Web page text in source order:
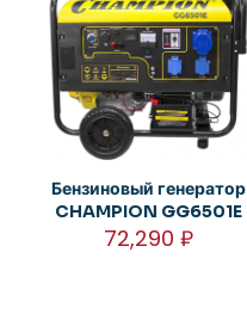
Бензиновый генератор
CHAMPION GG6501E
72,290₽